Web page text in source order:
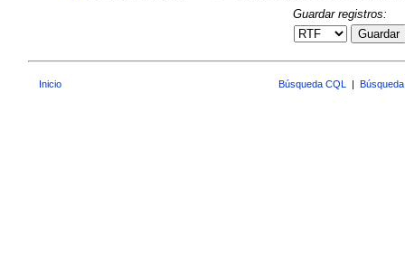
Guardar registros:
Guardar
Inicio Búsqueda CQL